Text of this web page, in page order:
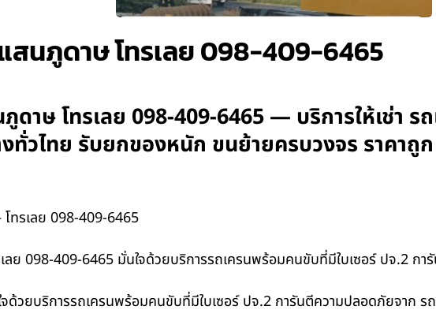
สนภูดาษ โทรเลย 098-409-6465
ดาษ โทรเลย 098-409-6465 — บริการให้เช่า ร
ทั่วไทย รับยกของหนัก ขนย้ายครบวงจร ราคาถู
ทรเลย 098-409-6465
ลย 098-409-6465 มั่นใจด้วยบริการรถเครนพร้อมคนขับที่มีใบเซอร์ ปจ.2 ก
ด้วยบริการรถเครนพร้อมคนขับที่มีใบเซอร์ ปจ.2 การันตีความปลอดภัยจาก ร